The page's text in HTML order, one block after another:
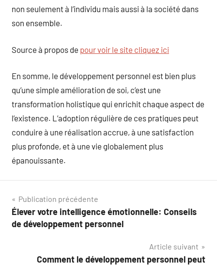
non seulement à l’individu mais aussi à la société dans
son ensemble.
Source à propos de pour voir le site cliquez ici
En somme, le développement personnel est bien plus
qu’une simple amélioration de soi, c’est une
transformation holistique qui enrichit chaque aspect de
l’existence. L’adoption régulière de ces pratiques peut
conduire à une réalisation accrue, à une satisfaction
plus profonde, et à une vie globalement plus
épanouissante.
Navigation
de
Publication précédente
Élever votre intelligence émotionnelle: Conseils
de développement personnel
Article suivant
Comment le développement personnel peut